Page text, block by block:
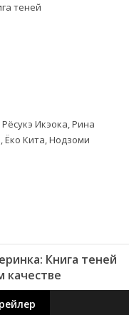
теней
Икэока, Рина
Ёко Кита, Нодзоми
Книга теней
качестве